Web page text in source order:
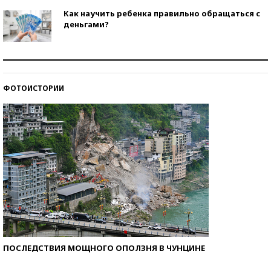
Как научить ребенка правильно обращаться с
деньгами?
ФОТОИСТОРИИ
ПОСЛЕДСТВИЯ МОЩНОГО ОПОЛЗНЯ В ЧУНЦИНЕ